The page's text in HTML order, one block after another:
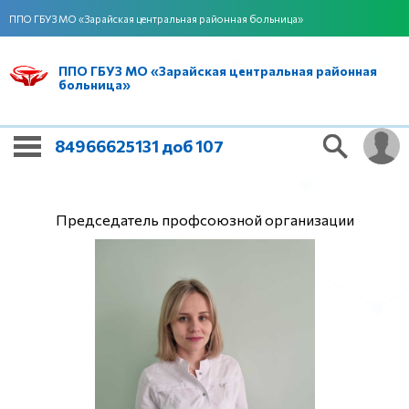
ППО ГБУЗ МО «Зарайская центральная районная больница»
ППО ГБУЗ МО «Зарайская центральная районная
больница»
84966625131 доб 107
Председатель профсоюзной организации